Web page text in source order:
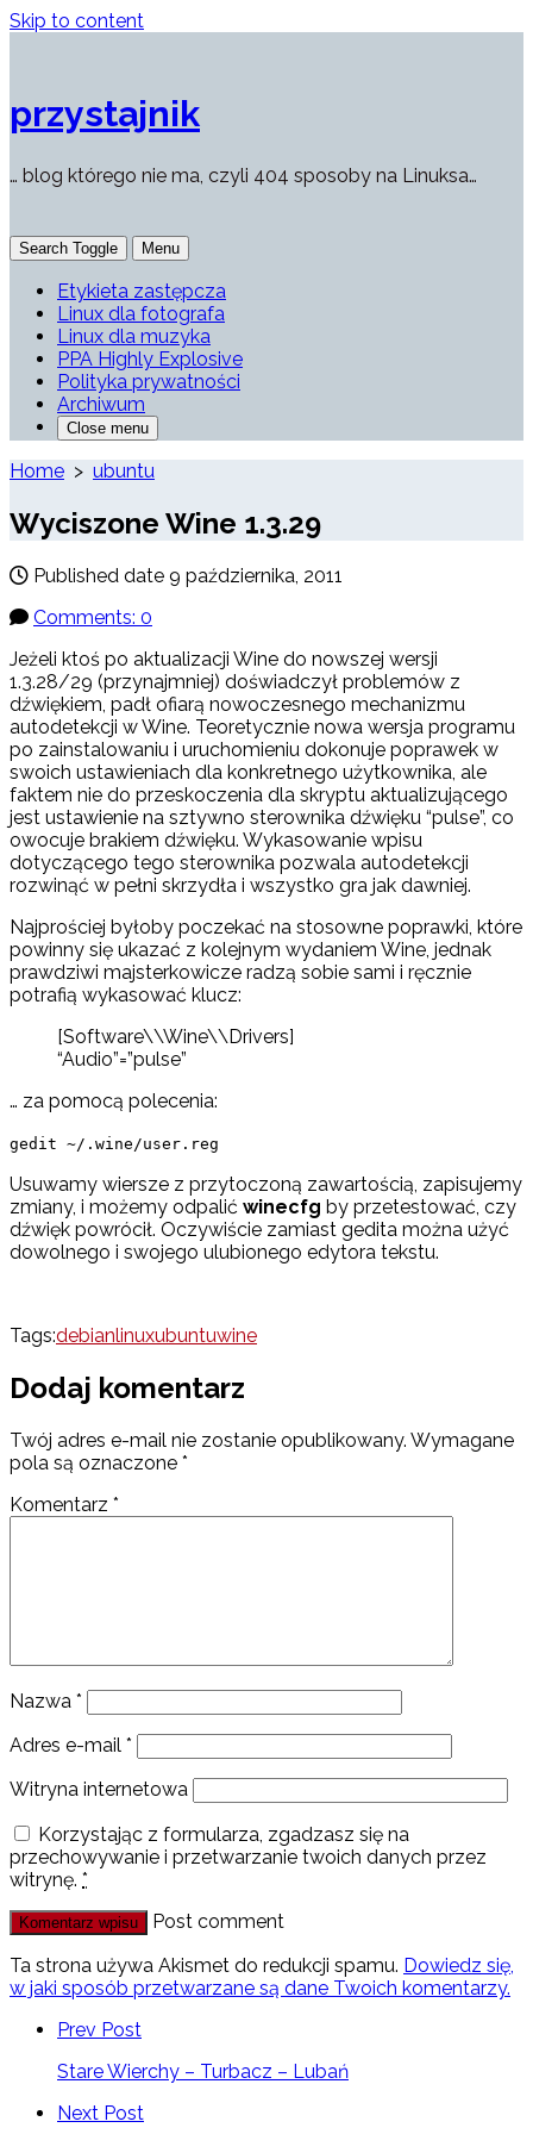
Skip to content
przystajnik
… blog którego nie ma, czyli 404 sposoby na Linuksa…
Search Toggle Menu
Etykieta zastępcza
Linux dla fotografa
Linux dla muzyka
PPA Highly Explosive
Polityka prywatności
Archiwum
Close menu
Home > ubuntu
Wyciszone Wine 1.3.29
Published date 9 października, 2011
Comments: 0
Jeżeli ktoś po aktualizacji Wine do nowszej wersji
1.3.28/29 (przynajmniej) doświadczył problemów z
dźwiękiem, padł ofiarą nowoczesnego mechanizmu
autodetekcji w Wine. Teoretycznie nowa wersja programu
po zainstalowaniu i uruchomieniu dokonuje poprawek w
swoich ustawieniach dla konkretnego użytkownika, ale
faktem nie do przeskoczenia dla skryptu aktualizującego
jest ustawienie na sztywno sterownika dźwięku “pulse”, co
owocuje brakiem dźwięku. Wykasowanie wpisu
dotyczącego tego sterownika pozwala autodetekcji
rozwinąć w pełni skrzydła i wszystko gra jak dawniej.
Najprościej byłoby poczekać na stosowne poprawki, które
powinny się ukazać z kolejnym wydaniem Wine, jednak
prawdziwi majsterkowicze radzą sobie sami i ręcznie
potrafią wykasować klucz:
[Software\\Wine\\Drivers]
“Audio”=”pulse”
… za pomocą polecenia:
gedit ~/.wine/user.reg
Usuwamy wiersze z przytoczoną zawartością, zapisujemy
zmiany, i możemy odpalić winecfg by przetestować, czy
dźwięk powrócił. Oczywiście zamiast gedita można użyć
dowolnego i swojego ulubionego edytora tekstu.
Tags:debianlinuxubuntuwine
Dodaj komentarz
Twój adres e-mail nie zostanie opublikowany. Wymagane
pola są oznaczone *
Komentarz *
Nazwa *
Adres e-mail *
Witryna internetowa
Korzystając z formularza, zgadzasz się na
przechowywanie i przetwarzanie twoich danych przez
witrynę. *
Post comment
Ta strona używa Akismet do redukcji spamu. Dowiedz się,
w jaki sposób przetwarzane są dane Twoich komentarzy.
Prev Post
Stare Wierchy – Turbacz – Lubań
Next Post